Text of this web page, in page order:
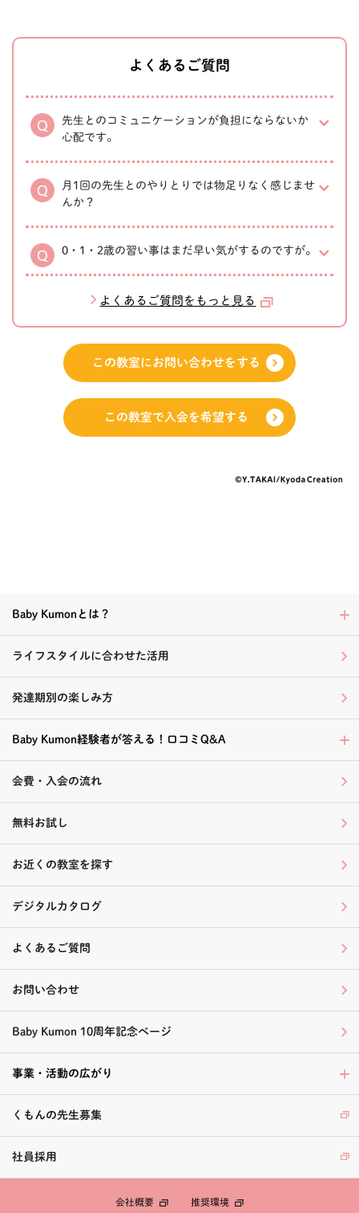
よくあるご質問
先生とのコミュニケーションが負担にならないか
心配です。
月1回の先生とのやりとりでは物足りなく感じませ
んか？
0・1・2歳の習い事はまだ早い気がするのですが。
よくあるご質問をもっと見る
この教室にお問い合わせをする
この教室で入会を希望する
Baby Kumonとは？
ライフスタイルに合わせた活用
発達期別の楽しみ方
Baby Kumon経験者が答える！口コミQ&A
会費・入会の流れ
無料お試し
お近くの教室を探す
デジタルカタログ
よくあるご質問
お問い合わせ
Baby Kumon 10周年記念ページ
事業・活動の広がり
くもんの先生募集
社員採用
会社概要 推奨環境